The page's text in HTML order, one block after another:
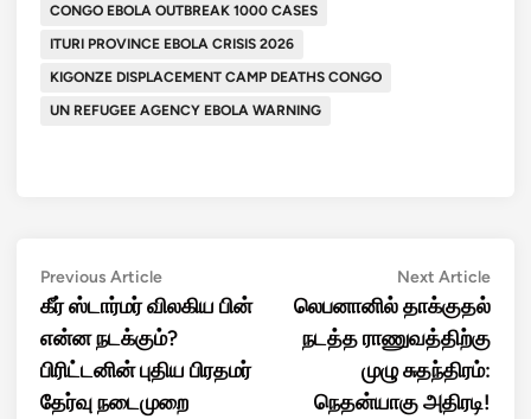
CONGO EBOLA OUTBREAK 1000 CASES
ITURI PROVINCE EBOLA CRISIS 2026
KIGONZE DISPLACEMENT CAMP DEATHS CONGO
UN REFUGEE AGENCY EBOLA WARNING
Post
navigation
Previous ArticlePrevious
article:
கீர் ஸ்டார்மர் விலகிய பின்
என்ன நடக்கும்?
பிரிட்டனின் புதிய பிரதமர்
தேர்வு நடைமுறை
Next ArticleNext
லெபனானில் தாக்குதல்
நடத்த ராணுவத்திற்கு
முழு சுதந்திரம்:
நெதன்யாகு அதிரடி!